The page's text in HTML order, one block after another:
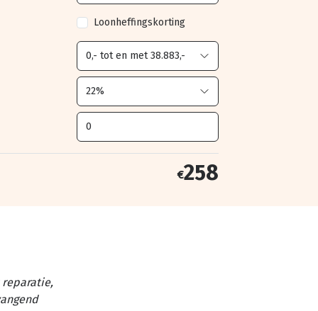
Loonheffingskorting
€258
reparatie,